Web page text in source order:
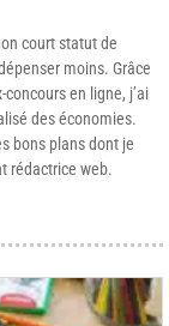
court statut de
moins. Grâce
en ligne, j’ai
des économies.
bons plans dont je
rédactrice web.